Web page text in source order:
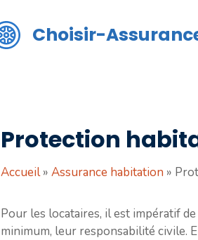
Choisir-
Protection
Accueil» Assurance habitation »
Pour les locataires, il est impératif
minimum, leur responsabilité civile.